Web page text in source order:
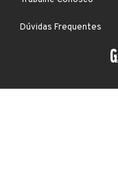
Dúvidas Frequentes